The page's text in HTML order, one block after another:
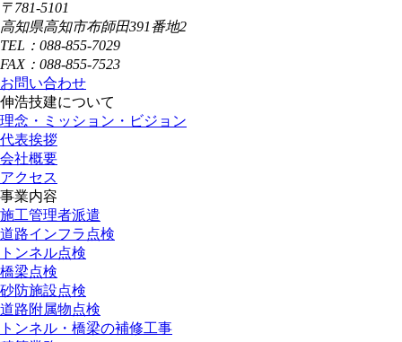
〒781-5101
高知県高知市布師田391番地2
TEL：088-855-7029
FAX：088-855-7523
お問い合わせ
伸浩技建について
理念・ミッション・ビジョン
代表挨拶
会社概要
アクセス
事業内容
施工管理者派遣
道路インフラ点検
トンネル点検
橋梁点検
砂防施設点検
道路附属物点検
トンネル・橋梁の補修工事